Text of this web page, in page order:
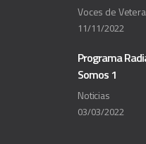
Voces de
11/11/2022
Programa
Somos 1
Noticias
03/03/2022